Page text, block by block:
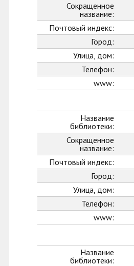
Сокращенное
название:
Почтовый индекс:
Город:
Улица, дом:
Телефон:
www:
Название
библиотеки:
Сокращенное
название:
Почтовый индекс:
Город:
Улица, дом:
Телефон:
www:
Название
библиотеки: